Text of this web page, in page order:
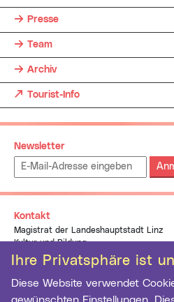
Ihre Privatsphäre ist
Diese Website verwendet
Presse
Team
Archiv
Tourist-Info(neues Fenster)
Newsletter
Emailadresse:
Kontakt
Magistrat der Landeshauptstadt Linz
Kultur und Bildung
pflasterspektakel@linz.at
+43 (0)732 7070 1937